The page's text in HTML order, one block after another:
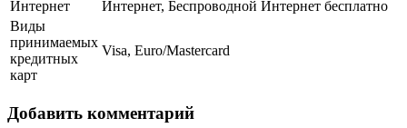
Интернет
Интернет, Беспроводной Интернет бесплатно
Виды
принимаемых
кредитных
карт
Visa, Euro/Mastercard
Добавить комментарий